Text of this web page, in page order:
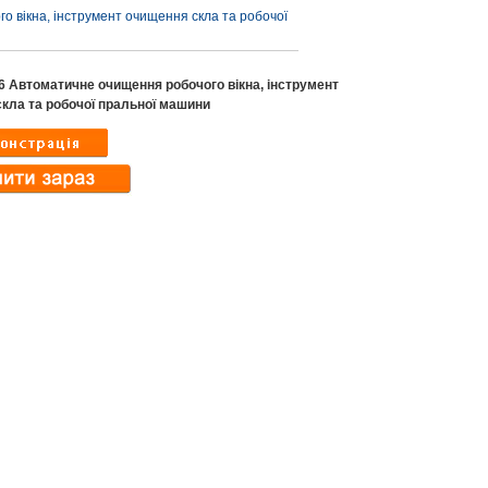
інструмент очищення скла та робочої
Автоматичне очищення робочого вікна, інструмент
та робочої пральної машини
variable
in